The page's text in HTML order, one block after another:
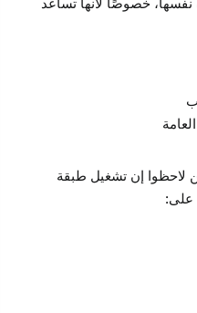
لاحظوا إن تشغيل طبقة
على: